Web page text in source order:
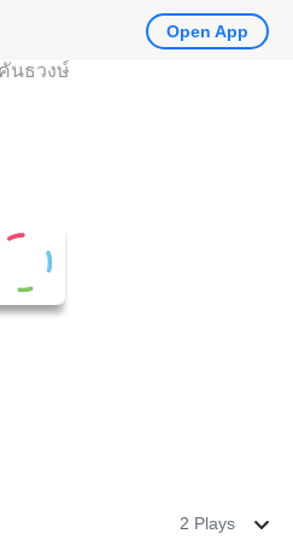
2 Plays
Open App